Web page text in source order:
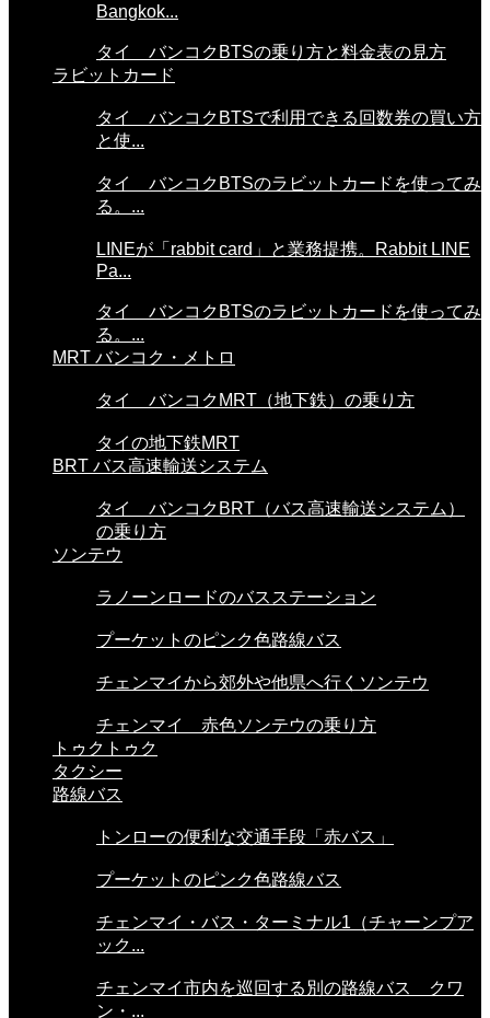
Bangkok...
タイ バンコクBTSの乗り方と料金表の見方
ラビットカード
タイ バンコクBTSで利用できる回数券の買い方
と使...
タイ バンコクBTSのラビットカードを使ってみ
る。...
LINEが「rabbit card」と業務提携。Rabbit LINE
Pa...
タイ バンコクBTSのラビットカードを使ってみ
る。...
MRT バンコク・メトロ
タイ バンコクMRT（地下鉄）の乗り方
タイの地下鉄MRT
BRT バス高速輸送システム
タイ バンコクBRT（バス高速輸送システム）
の乗り方
ソンテウ
ラノーンロードのバスステーション
プーケットのピンク色路線バス
チェンマイから郊外や他県へ行くソンテウ
チェンマイ 赤色ソンテウの乗り方
トゥクトゥク
タクシー
路線バス
トンローの便利な交通手段「赤バス」
プーケットのピンク色路線バス
チェンマイ・バス・ターミナル1（チャーンプア
ック...
チェンマイ市内を巡回する別の路線バス クワ
ン・...